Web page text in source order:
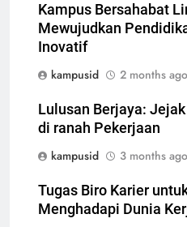
Kampus Bersahabat
Mewujudkan
Inovatif
kampusid
2 months ago
Lulusan Berjaya:
di ranah Pekerjaan
kampusid
3 months ago
Tugas Biro Karier
Menghadapi Dunia